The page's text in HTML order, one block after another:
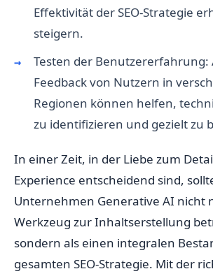
Effektivität der SEO-Strategie
steigern.
Testen der Benutzererfahrung:
Feedback von Nutzern in
Regionen können helfen,
zu identifizieren und gezielt zu
In einer Zeit, in der Liebe zum
Experience entscheidend sind,
Unternehmen Generative AI nicht
Werkzeug zur Inhaltserstellung
sondern als einen integralen
gesamten SEO-Strategie. Mit der